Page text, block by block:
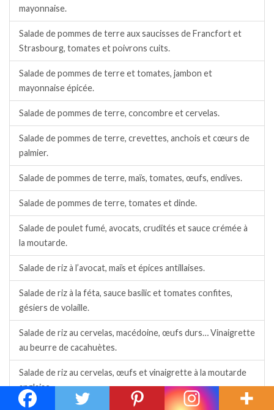
mayonnaise.
Salade de pommes de terre aux saucisses de Francfort et
Strasbourg, tomates et poivrons cuits.
Salade de pommes de terre et tomates, jambon et
mayonnaise épicée.
Salade de pommes de terre, concombre et cervelas.
Salade de pommes de terre, crevettes, anchois et cœurs de
palmier.
Salade de pommes de terre, maïs, tomates, œufs, endives.
Salade de pommes de terre, tomates et dinde.
Salade de poulet fumé, avocats, crudités et sauce crémée à
la moutarde.
Salade de riz à l’avocat, maïs et épices antillaises.
Salade de riz à la féta, sauce basilic et tomates confites,
gésiers de volaille.
Salade de riz au cervelas, macédoine, œufs durs… Vinaigrette
au beurre de cacahuètes.
Salade de riz au cervelas, œufs et vinaigrette à la moutarde
anglaise.